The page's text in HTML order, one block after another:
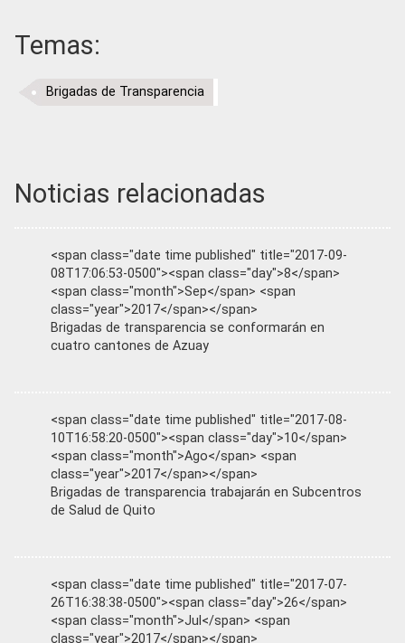
Temas:
Brigadas de Transparencia
Noticias relacionadas
<span class="date time published" title="2017-09-
08T17:06:53-0500"><span class="day">8</span>
<span class="month">Sep</span> <span
class="year">2017</span></span>
Brigadas de transparencia se conformarán en
cuatro cantones de Azuay
<span class="date time published" title="2017-08-
10T16:58:20-0500"><span class="day">10</span>
<span class="month">Ago</span> <span
class="year">2017</span></span>
Brigadas de transparencia trabajarán en Subcentros
de Salud de Quito
<span class="date time published" title="2017-07-
26T16:38:38-0500"><span class="day">26</span>
<span class="month">Jul</span> <span
class="year">2017</span></span>